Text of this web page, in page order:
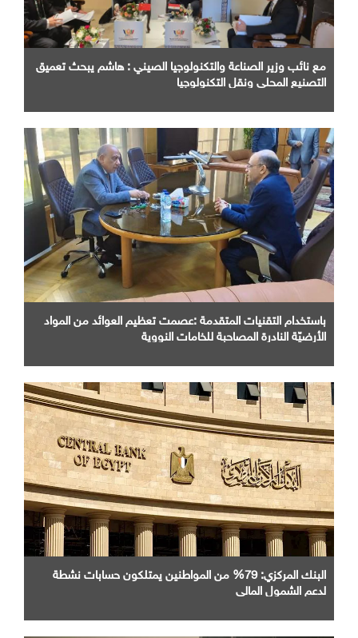
مع نائب وزير الصناعة والتكنولوجيا الصيني : هاشم يبحث تعميق
التصنيع المحلي ونقل التكنولوجيا
باستخدام التقنيات المتقدمة :عصمت تعظيم العوائد من المواد
الأرضيّة النادرة المصاحبة للخامات النووية
البنك المركزي: 79% من المواطنين يمتلكون حسابات نشطة
لدعم الشمول المالي